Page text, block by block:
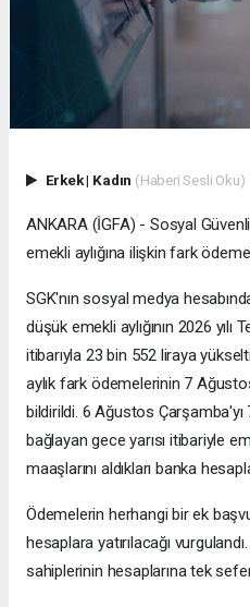
Erkek| Kadın (Haberi Sesli Oku)
ANKARA (İGFA) - Sosyal
emekli aylığına ilişkin fark
SGK'nın sosyal medya
düşük emekli aylığının 2026
itibarıyla 23 bin 552 liraya
aylık fark ödemelerinin 7
bildirildi. 6 Ağustos
bağlayan gece yarısı itibariyle
maaşlarını aldıkları banka
Ödemelerin herhangi bir ek
hesaplara yatırılacağı
sahiplerinin hesaplarına tek